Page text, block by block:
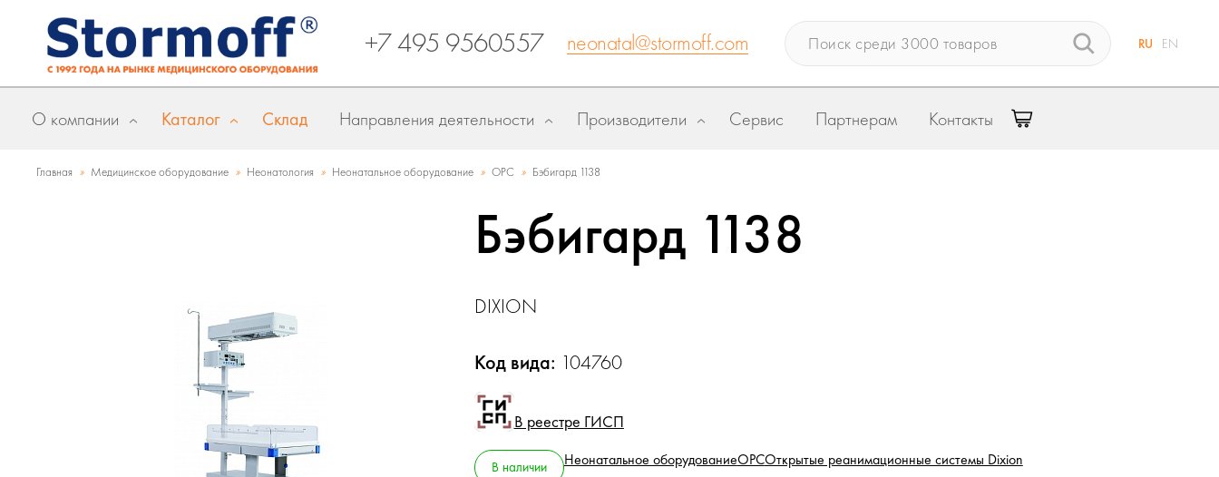
+7 495 9560557 neonatal@stormoff.com RU EN
О компании Каталог Склад Направления деятельности Производители Сервис Партнерам Контакты
Главная » Медицинское оборудование » Неонатология » Неонатальное оборудование » ОРС » Бэбигард 1138
Бэбигард 1138
DIXION
Код вида: 104760
В реестре ГИСП
В наличии Неонатальное оборудованиеОРСОткрытые реанимационные системы Dixion